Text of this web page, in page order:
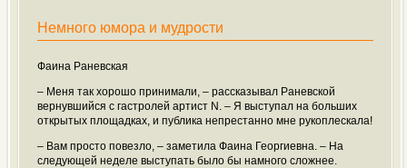
Немного юмора и мудрости
Фаина Раневская
– Меня так хорошо принимали, – рассказывал Раневской
вернувшийся с гастролей артист N. – Я выступал на больших
открытых площадках, и публика непрестанно мне рукоплескала!
– Вам просто повезло, – заметила Фаина Георгиевна. – На
следующей неделе выступать было бы намного сложнее.